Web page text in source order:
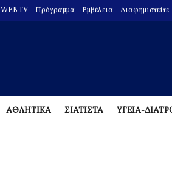
WEB TV Πρόγραμμα Εμβέλεια Διαφημιστείτε
ΑΘΛΗΤΙΚΑ ΣΙΑΤΙΣΤΑ ΥΓΕΙΑ-